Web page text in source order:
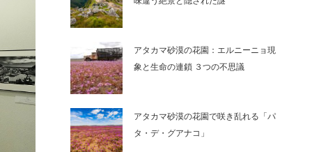
アタカマ砂漠の花園：エルニーニョ現
象と生命の連鎖 ３つの不思議
アタカマ砂漠の花園で咲き乱れる「パ
タ・デ・グアナコ」